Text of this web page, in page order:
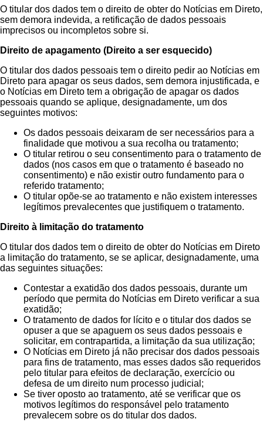
O titular dos dados tem o direito de obter do Notícias em Direto,
sem demora indevida, a retificação de dados pessoais
imprecisos ou incompletos sobre si.
Direito de apagamento (Direito a ser esquecido)
O titular dos dados pessoais tem o direito pedir ao Notícias em
Direto para apagar os seus dados, sem demora injustificada, e
o Notícias em Direto tem a obrigação de apagar os dados
pessoais quando se aplique, designadamente, um dos
seguintes motivos:
Os dados pessoais deixaram de ser necessários para a
finalidade que motivou a sua recolha ou tratamento;
O titular retirou o seu consentimento para o tratamento de
dados (nos casos em que o tratamento é baseado no
consentimento) e não existir outro fundamento para o
referido tratamento;
O titular opõe-se ao tratamento e não existem interesses
legítimos prevalecentes que justifiquem o tratamento.
Direito à limitação do tratamento
O titular dos dados tem o direito de obter do Notícias em Direto
a limitação do tratamento, se se aplicar, designadamente, uma
das seguintes situações:
Contestar a exatidão dos dados pessoais, durante um
período que permita do Notícias em Direto verificar a sua
exatidão;
O tratamento de dados for lícito e o titular dos dados se
opuser a que se apaguem os seus dados pessoais e
solicitar, em contrapartida, a limitação da sua utilização;
O Notícias em Direto já não precisar dos dados pessoais
para fins de tratamento, mas esses dados são requeridos
pelo titular para efeitos de declaração, exercício ou
defesa de um direito num processo judicial;
Se tiver oposto ao tratamento, até se verificar que os
motivos legítimos do responsável pelo tratamento
prevalecem sobre os do titular dos dados.